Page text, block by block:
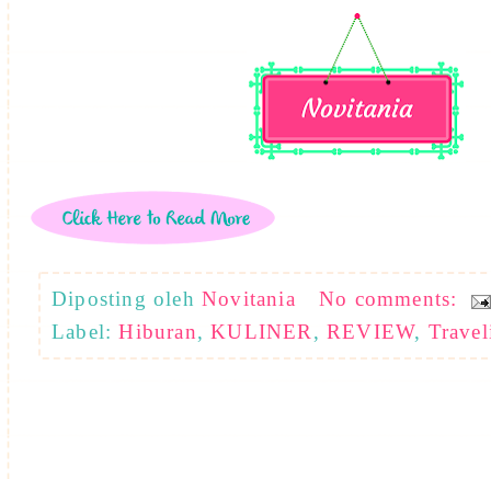
Diposting oleh Novitania
No comments:
Label:Hiburan,KULINER ,REVIEW,